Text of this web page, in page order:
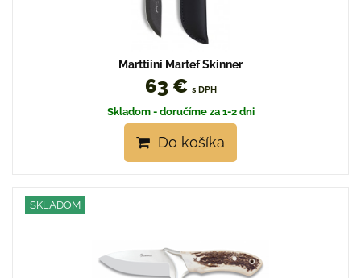
Marttiini Martef Skinner
63 € s DPH
Skladom - doručíme za 1-2 dni
Do košíka
SKLADOM